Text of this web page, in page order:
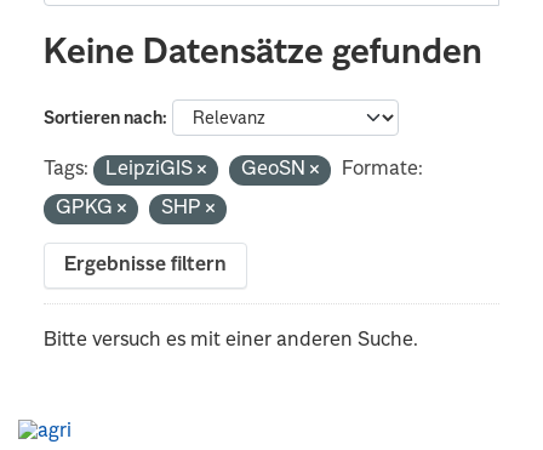
Keine Datensätze gefunden
Sortieren nach
Tags: LeipziGIS GeoSN
Formate:
GPKG
SHP
Ergebnisse filtern
Bitte versuch es mit einer anderen Suche.